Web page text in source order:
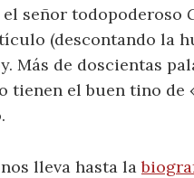
el señor todopoderoso
(descontando la
Más de doscientas
tienen el buen tino
lleva hasta la